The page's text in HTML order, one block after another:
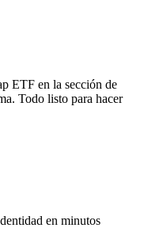
ETF en la sección de
Todo listo para hacer
en minutos